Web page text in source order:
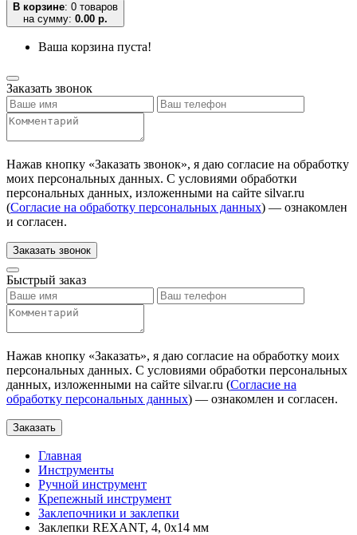
В корзине: 0 товаров
на сумму: 0.00 р.
Ваша корзина пуста!
Заказать звонок
Нажав кнопку «Заказать звонок», я даю согласие на обработку
моих персональных данных. С условиями обработки
персональных данных, изложенными на сайте silvar.ru
(Согласие на обработку персональных данных) — ознакомлен
и согласен.
Заказать звонок
Быстрый заказ
Нажав кнопку «Заказать», я даю согласие на обработку моих
персональных данных. С условиями обработки персональных
данных, изложенными на сайте silvar.ru (Согласие на
обработку персональных данных) — ознакомлен и согласен.
Заказать
Главная
Инструменты
Ручной инструмент
Крепежный инструмент
Заклепочники и заклепки
Заклепки REXANT, 4, 0x14 мм